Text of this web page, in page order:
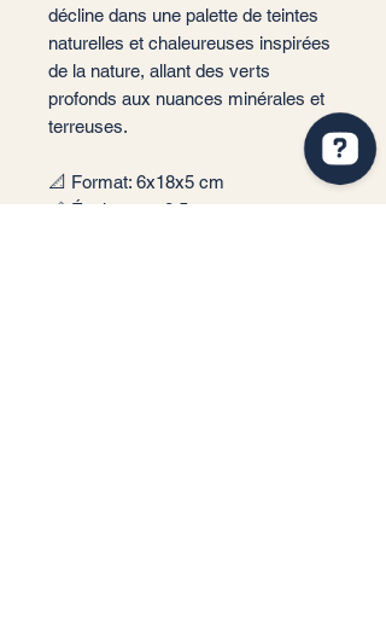
décline dans une palette de teintes
naturelles et chaleureuses inspirées
de la nature, allant des verts
profonds aux nuances minérales et
terreuses.
📐 Format: 6x18x5 cm
📏 Épaisseur : 8,5 mm